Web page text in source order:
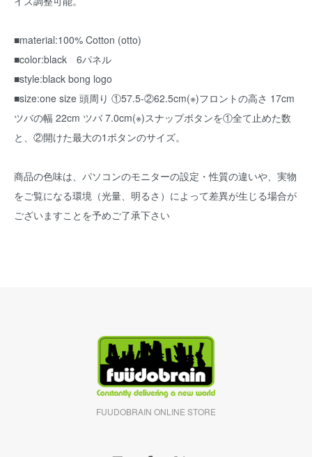
■material:100% Cotton (otto)
■color:black 6パネル
■style:black bong logo
■size:one size 頭周り ①57.5-②62.5cm(※)フロントの高さ 17cm
ツバの幅 22cm ツバ 7.0cm(※)スナップボタンを①全て止めた数
と、②開けた最大の1ボタンのサイズ。
商品の色味は、パソコンのモニターの設定・性質の違いや、実物
をご覧になる環境（光量、明るさ）によって差異が生じる場合が
ございますことを予めご了承下さい
FUUDOBRAIN ONLINE STORE